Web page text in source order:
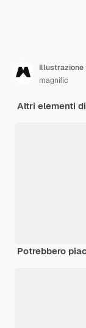
magnific
Altri elementi
Potrebbero